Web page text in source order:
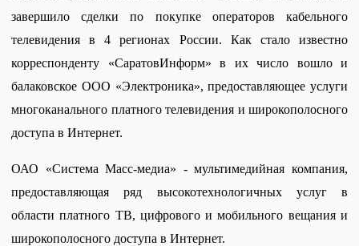
завершило сделки по покупке операторов кабельного
телевидения в 4 регионах России. Как стало известно
корреспонденту «СаратовИнформ» в их число вошло и
балаковское ООО «Электроника», предоставляющее услуги
многоканального платного телевидения и широкополосного
доступа в Интернет.
ОАО «Система Масс-медиа» - мультимедийная компания,
предоставляющая ряд высокотехнологичных услуг в
области платного ТВ, цифрового и мобильного вещания и
широкополосного доступа в Интернет.